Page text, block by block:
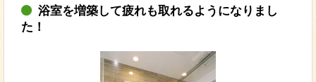
浴室を増築して疲れも取れるようになりまし
た！